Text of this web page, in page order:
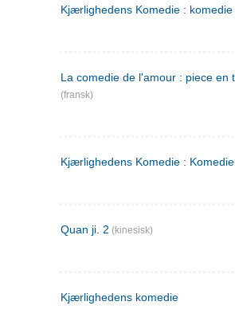
Kjærlighedens Komedie :
La comedie de l'amour : piece en
(fransk)
Kjærlighedens Komedie :
Quan ji. 2 (kinesisk)
Kjærlighedens komedie